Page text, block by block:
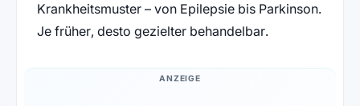
Krankheitsmuster – von Epilepsie bis Parkinson.
Je früher, desto gezielter behandelbar.
ANZEIGE